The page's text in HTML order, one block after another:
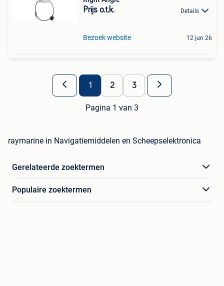
Prijs o.t.k. Details
Bezoek website 12 jun 26
1 2 3
Pagina 1 van 3
raymarine in Navigatiemiddelen en Scheepselektronica
Gerelateerde zoektermen
Populaire zoektermen